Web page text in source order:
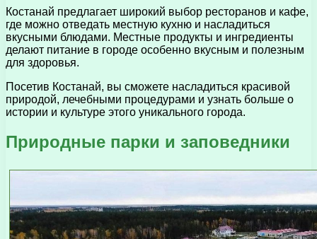
Костанай предлагает широкий выбор ресторанов и кафе,
где можно отведать местную кухню и насладиться
вкусными блюдами. Местные продукты и ингредиенты
делают питание в городе особенно вкусным и полезным
для здоровья.
Посетив Костанай, вы сможете насладиться красивой
природой, лечебными процедурами и узнать больше о
истории и культуре этого уникального города.
Природные парки и заповедники